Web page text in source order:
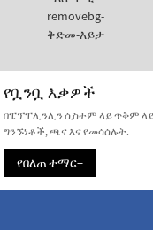
የቧንቧ እቃዎች
በፔፕፐሊንሊን ሲስተም ላይ ጥቅም
ግንኙነቶች, ጫና እና የመሳሰሉት.
የበለጠ ተማር+